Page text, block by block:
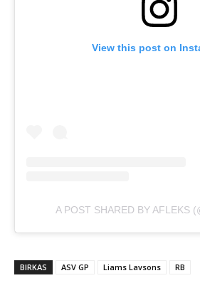
View this post on
A POST SHARED BY AFLEKS
BIRKAS ASV GP Liams Lavsons RB